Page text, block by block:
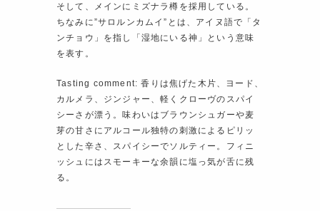
そして、メインにミズナラ樽を採用している。
ちなみに”サロルンカムイ”とは、アイヌ語で「タ
ンチョウ」を指し「湿地にいる神」という意味
を表す。
Tasting comment: 香りは焦げた木片、ヨード、
カルメラ、ジンジャー、軽くクローヴのスパイ
シーさが漂う。味わいはブラウンシュガーや麦
芽の甘さにアルコール独特の刺激によるピリッ
とした辛さ、スパイシーでソルティー。フィニ
ッシュにはスモーキーな余韻に塩っ気が舌に残
る。